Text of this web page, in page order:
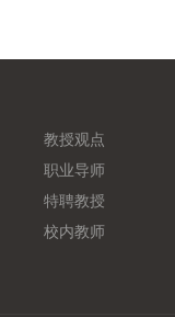
教授观点
职业导师
特聘教授
校内教师